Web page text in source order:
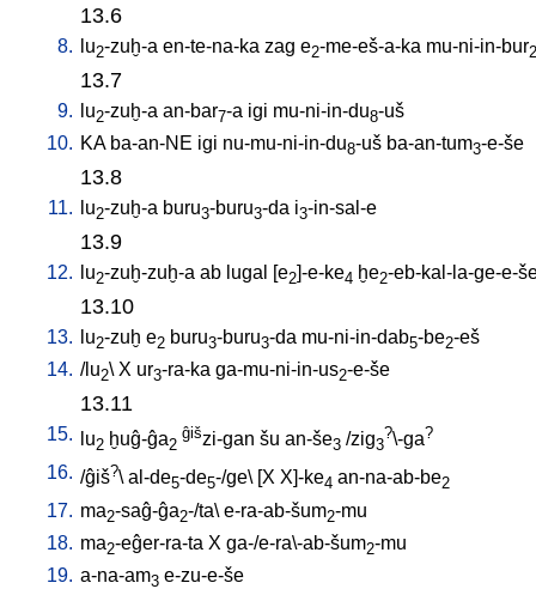
13.6
8. lu2-zuḫ-a en-te-na-ka zag e2-me-eš-a-ka mu-ni-in-bur2
13.7
9. lu2-zuḫ-a an-bar7-a igi mu-ni-in-du8-uš
10. KA ba-an-NE igi nu-mu-ni-in-du8-uš ba-an-tum3-e-še
13.8
11. lu2-zuḫ-a buru3-buru3-da i3-in-sal-e
13.9
12. lu2-zuḫ-zuḫ-a ab lugal [e2]-e-ke4 ḫe2-eb-kal-la-ge-e-
13.10
13. lu2-zuḫ e2 buru3-buru3-da mu-ni-in-dab5-be2-eš
14. /lu2\ X ur3-ra-ka ga-mu-ni-in-us2-e-še
13.11
15. lu2 ḫuĝ-ĝa2
ĝišzi-gan šu an-še3 /zig3
?\-ga?
16. /ĝiš?\ al-de5-de5-/ge\ [X X]-ke4 an-na-ab-be2
17. ma2-saĝ-ĝa2-/ta\ e-ra-ab-šum2-mu
18. ma2-eĝer-ra-ta X ga-/e-ra\-ab-šum2-mu
19. a-na-am3 e-zu-e-še